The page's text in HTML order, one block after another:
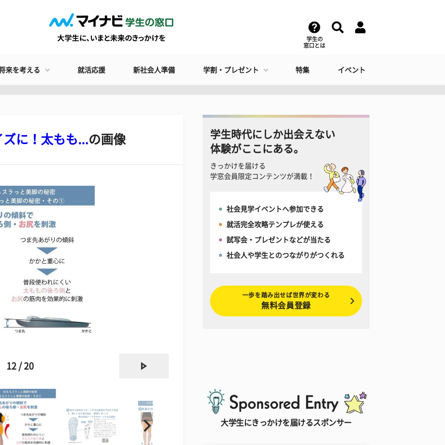
学生の
窓口とは
来を考える 就活応援 新社会人準備 学割・プレゼント 特集 イベント
に！太もも...の画像
12 / 20
学生時代にしか出会えない
体験がここにある。
きっかけを届ける
学窓会員限定コンテンツが満載！
社会見学イベントへ参加できる
就活完全攻略テンプレが使える
試写会・プレゼントなどが当たる
社会人や学生とのつながりがつくれる
一歩を踏み出せば世界が変わる
無料会員登録
大学生にきっかけを届けるスポンサー